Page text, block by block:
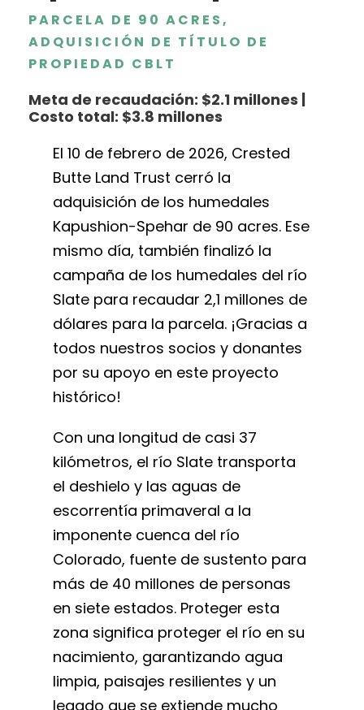
PARCELA DE 90 ACRES,
ADQUISICIÓN DE TÍTULO DE
PROPIEDAD CBLT
Meta de recaudación: $2.1 millones |
Costo total: $3.8 millones
El 10 de febrero de 2026, Crested
Butte Land Trust cerró la
adquisición de los humedales
Kapushion-Spehar de 90 acres. Ese
mismo día, también finalizó la
campaña de los humedales del río
Slate para recaudar 2,1 millones de
dólares para la parcela. ¡Gracias a
todos nuestros socios y donantes
por su apoyo en este proyecto
histórico!
Con una longitud de casi 37
kilómetros, el río Slate transporta
el deshielo y las aguas de
escorrentía primaveral a la
imponente cuenca del río
Colorado, fuente de sustento para
más de 40 millones de personas
en siete estados. Proteger esta
zona significa proteger el río en su
nacimiento, garantizando agua
limpia, paisajes resilientes y un
legado que se extiende mucho